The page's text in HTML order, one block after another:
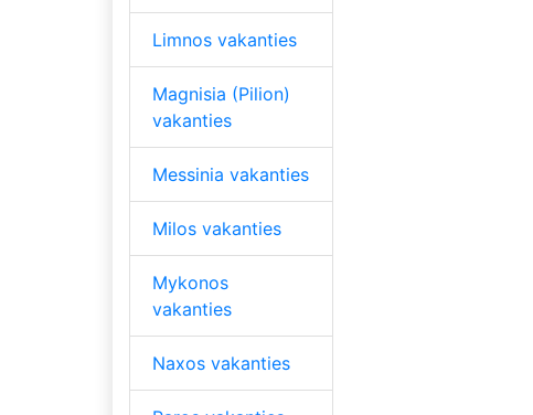
Limnos vakanties
Magnisia (Pilion)
vakanties
Messinia vakanties
Milos vakanties
Mykonos
vakanties
Naxos vakanties